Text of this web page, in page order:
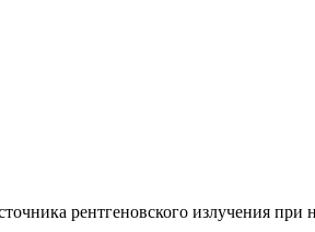
рентгеновского излучения